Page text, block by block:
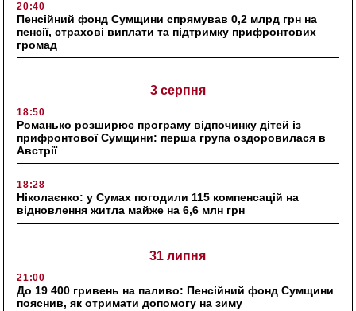
20:40
Пенсійний фонд Сумщини спрямував 0,2 млрд грн на
пенсії, страхові виплати та підтримку прифронтових
громад
3 серпня
18:50
Романько розширює програму відпочинку дітей із
прифронтової Сумщини: перша група оздоровилася в
Австрії
18:28
Ніколаєнко: у Сумах погодили 115 компенсацій на
відновлення житла майже на 6,6 млн грн
31 липня
21:00
До 19 400 гривень на паливо: Пенсійний фонд Сумщини
пояснив, як отримати допомогу на зиму